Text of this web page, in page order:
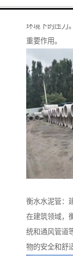
衡水水泥管具
环境下的压力
重要作用。
衡水水泥管：
在建筑领域，
统和通风管道
物的安全和舒